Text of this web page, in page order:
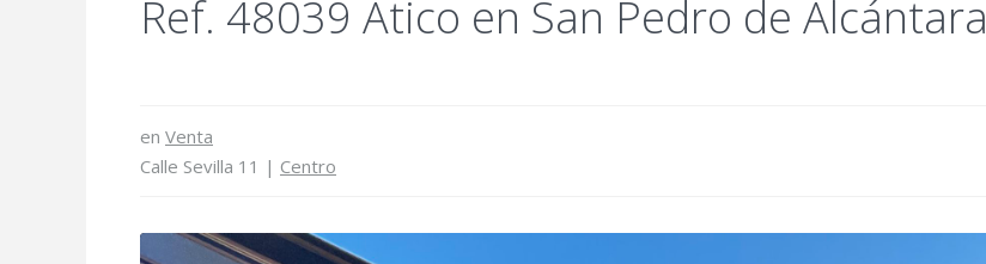
Ref. 48039 Atico en San Pedro de Alcántara
en Venta
Calle Sevilla 11 | Centro